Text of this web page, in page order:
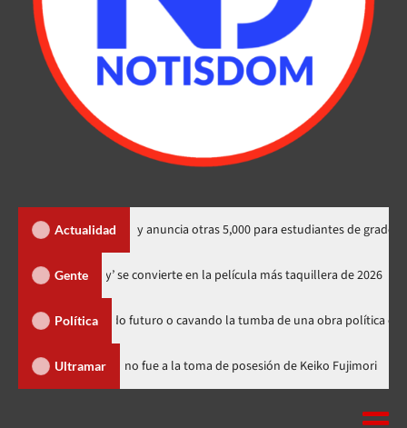
Actualidad
y anuncia otras 5,000 para estudiantes de grado
Gente
‘Spider-Man: Brand New Day’ se convierte en la película más taquillera
Política
sembrando futuro o cavando la tumba de una obra política exitosa”
UltramarLuis Abinader no fue a la toma de posesión de Keiko